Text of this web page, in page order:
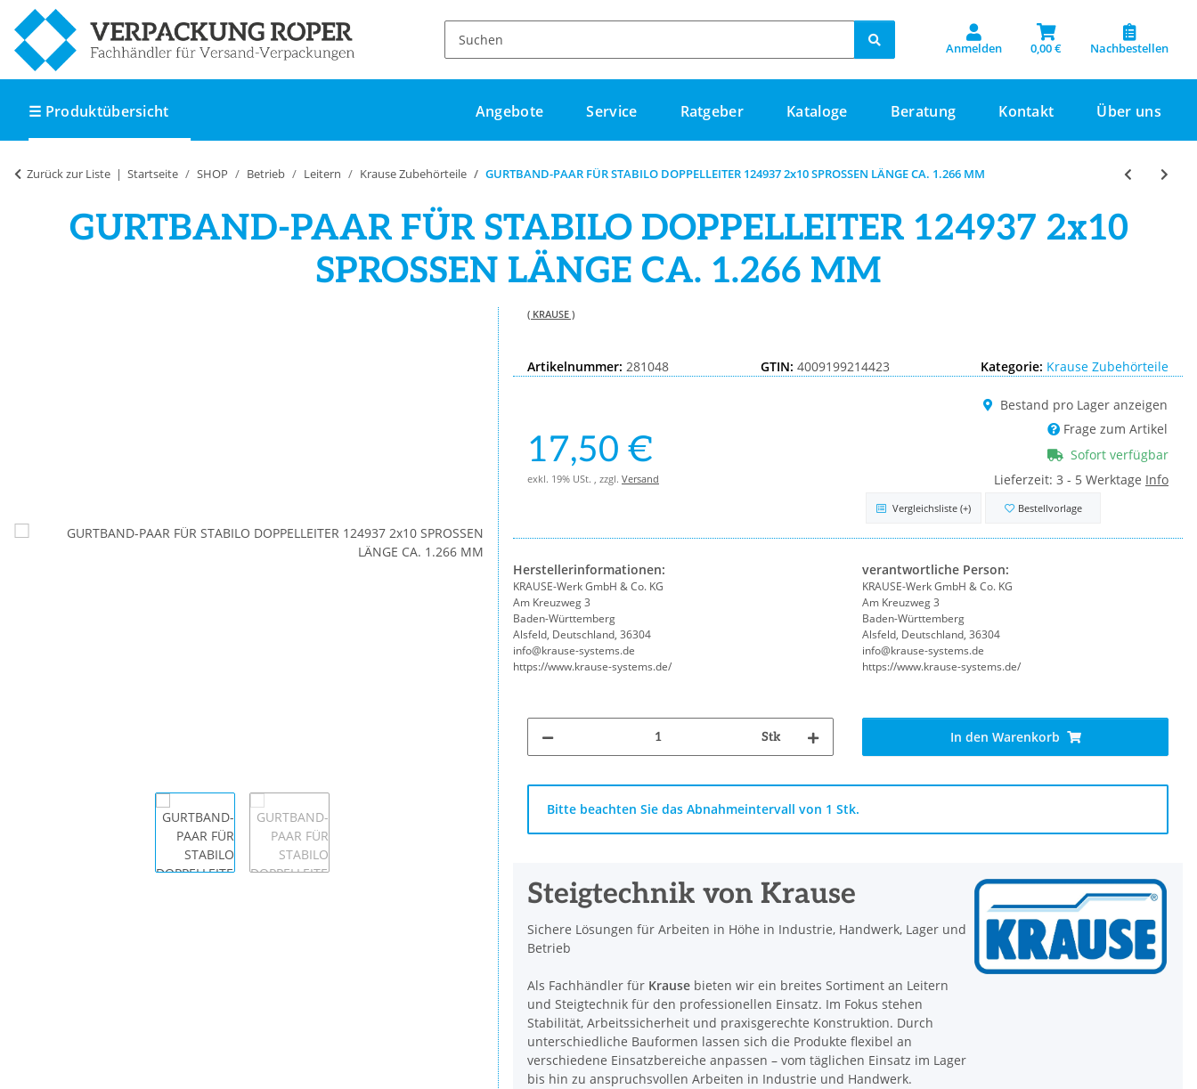
Anmelden 0,00 € Nachbestellen
☰ Produktübersicht Angebote Service Ratgeber Kataloge Beratung Kontakt Über uns
Zurück zur Liste Startseite SHOP Betrieb Leitern Krause Zubehörteile GURTBAND-PAAR FÜR STABILO DOPPELLEITER 124937 2x10 SPROSSEN LÄNGE CA. 1.266 MM
GURTBAND-PAAR FÜR STABILO DOPPELLEITER 124937 2x10
SPROSSEN LÄNGE CA. 1.266 MM
( KRAUSE )
Artikelnummer: 281048 GTIN: 4009199214423 Kategorie: Krause Zubehörteile
17,50 €
exkl. 19% USt. , zzgl. Versand
Bestand pro Lager anzeigen
Frage zum Artikel
Sofort verfügbar
Lieferzeit: 3 - 5 Werktage Info
Vergleichsliste (+) Bestellvorlage
Herstellerinformationen:
KRAUSE-Werk GmbH & Co. KG
Am Kreuzweg 3
Baden-Württemberg
Alsfeld, Deutschland, 36304
info@krause-systems.de
https://www.krause-systems.de/
verantwortliche Person:
KRAUSE-Werk GmbH & Co. KG
Am Kreuzweg 3
Baden-Württemberg
Alsfeld, Deutschland, 36304
info@krause-systems.de
https://www.krause-systems.de/
Stk In den Warenkorb
x
Bitte beachten Sie das Abnahmeintervall von 1 Stk.
Steigtechnik von Krause
Sichere Lösungen für Arbeiten in Höhe in Industrie, Handwerk, Lager und
Betrieb
Als Fachhändler für Krause bieten wir ein breites Sortiment an Leitern
und Steigtechnik für den professionellen Einsatz. Im Fokus stehen
Stabilität, Arbeitssicherheit und praxisgerechte Konstruktion. Durch
unterschiedliche Bauformen lassen sich die Produkte flexibel an
verschiedene Einsatzbereiche anpassen – vom täglichen Einsatz im Lager
bis hin zu anspruchsvollen Arbeiten in Industrie und Handwerk.